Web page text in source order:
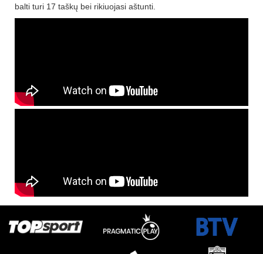
balti turi 17 taškų bei rikiuojasi aštunti.